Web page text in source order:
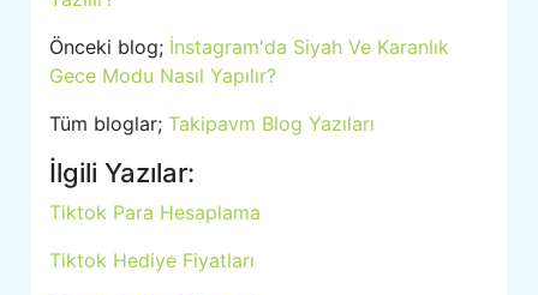
Önceki blog; İnstagram'da Siyah Ve Karanlık
Gece Modu Nasıl Yapılır?
Tüm bloglar;Takipavm Blog Yazıları
İlgili Yazılar:
Tiktok Para Hesaplama
Tiktok Hediye Fiyatları